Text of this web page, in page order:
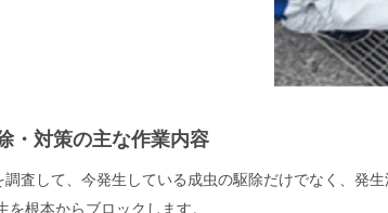
・対策の主な作業内容
査して、今発生している成虫の駆除だけでなく、発
を根本からブロックします。